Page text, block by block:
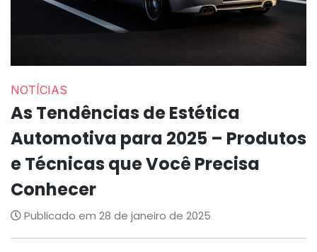
NOTÍCIAS
As Tendências de Estética
Automotiva para 2025 – Produtos
e Técnicas que Você Precisa
Conhecer
Publicado em 28 de janeiro de 2025